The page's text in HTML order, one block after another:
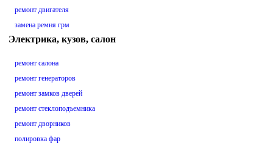
ремонт двигателя
замена ремня грм
Электрика, кузов, салон
ремонт салона
ремонт генераторов
ремонт замков дверей
ремонт стеклоподъемника
ремонт дворников
полировка фар